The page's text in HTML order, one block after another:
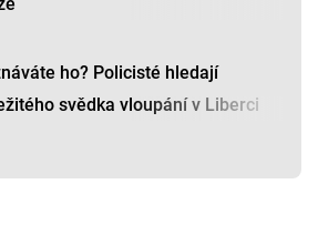
ho? Policisté hledají
svědka vloupání v Liberci